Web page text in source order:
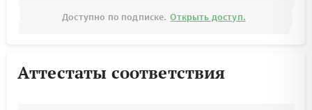
Доступно по подписке. Открыть доступ.
Аттестаты соответствия